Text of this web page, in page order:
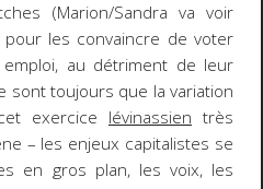
(Marion/Sandra va voir
les convaincre de voter
au détriment de leur
sont toujours que la variation
exercice lévinassien très
– les enjeux capitalistes se
en gros plan, les voix, les